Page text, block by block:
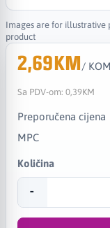
Images are for illustrative
product
2,69KM/ KOM
Sa PDV-om: 0,39KM
Preporučena cijena
MPC
Količina
-